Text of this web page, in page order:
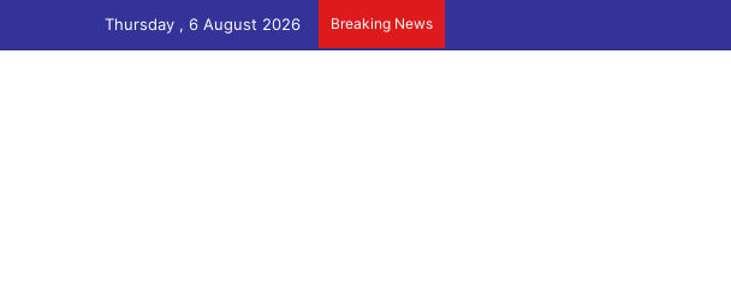
Thursday , 6 August 2026 Breaking News